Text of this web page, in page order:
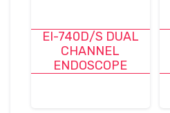
EI-740D/S DUAL
CHANNEL
ENDOSCOPE